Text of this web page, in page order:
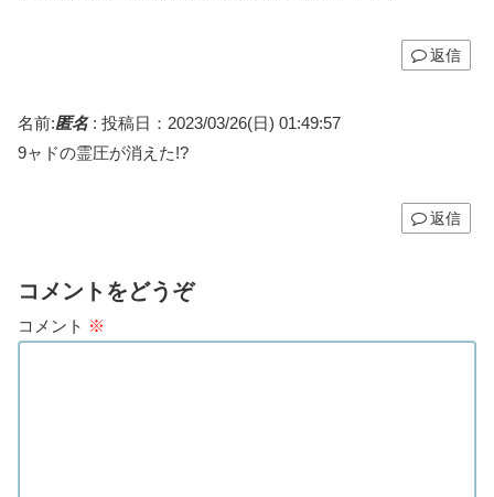
返信
名前:匿名: 投稿日：2023/03/26(日) 01:49:57
9ャドの霊圧が消えた!?
返信
コメントをどうぞ
コメント ※